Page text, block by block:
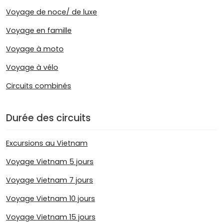
Voyage de noce/ de luxe
Voyage en famille
Voyage à moto
Voyage à vélo
Circuits combinés
Durée des circuits
Excursions au Vietnam
Voyage Vietnam 5 jours
Voyage Vietnam 7 jours
Voyage Vietnam 10 jours
Voyage Vietnam 15 jours